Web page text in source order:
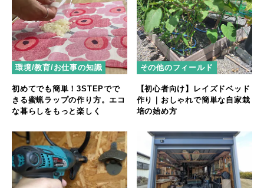
環境/教育/お仕事の知識
初めてでも簡単！3STEPでで
きる蜜蝋ラップの作り方。エコ
な暮らしをもっと楽しく
その他のフィールド
【初心者向け】レイズドベッド
作り｜おしゃれで簡単な自家栽
培の始め方